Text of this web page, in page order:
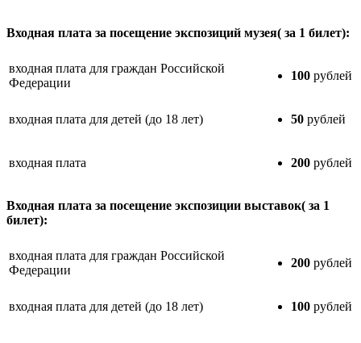
Входная плата за посещение экспозиций музея( за 1 билет):
входная плата для граждан Российской
Федерации
100 рублей
входная плата для детей (до 18 лет) 50 рублей
входная плата 200 рублей
Входная плата за посещение экспозиции выставок( за 1
билет):
входная плата для граждан Российской
Федерации
200 рублей
входная плата для детей (до 18 лет) 100 рублей